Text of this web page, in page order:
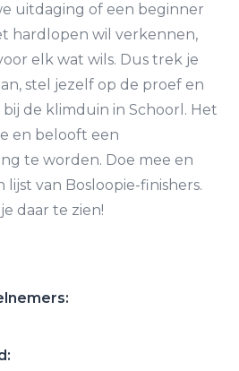
uitdaging of een beginner
hardlopen wil verkennen,
elk wat wils. Dus trek je
stel jezelf op de proef en
de klimduin in Schoorl. Het
en belooft een
te worden. Doe mee en
lijst van Bosloopie-finishers.
daar te zien!